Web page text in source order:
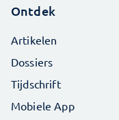
Ontdek
Artikelen
Dossiers
Tijdschrift
Mobiele App